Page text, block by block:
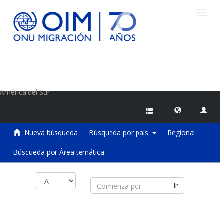
América del Sur
Nueva búsqueda Búsqueda por país Regional
Búsqueda por Área temática
Ir